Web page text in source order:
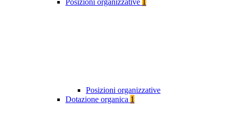
Posizioni organizzative 1
Posizioni organizzative
Dotazione organica 1